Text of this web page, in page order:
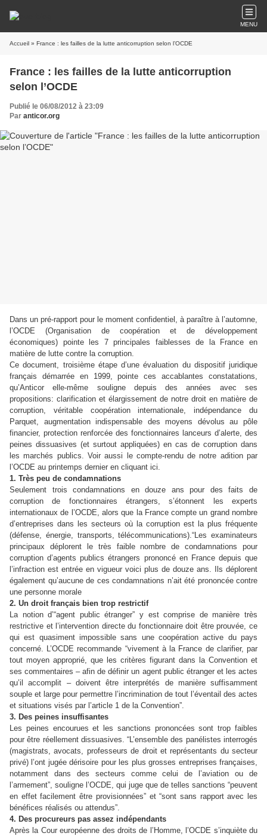
MENU
Accueil » France : les failles de la lutte anticorruption selon l’OCDE
France : les failles de la lutte anticorruption
selon l’OCDE
Publié le 06/08/2012 à 23:09
Par anticor.org
Dans un pré-rapport pour le moment confidentiel, à paraître à l’automne,
l’OCDE (Organisation de coopération et de développement
économiques) pointe les 7 principales faiblesses de la France en
matière de lutte contre la corruption.
Ce document, troisième étape d’une évaluation du dispositif juridique
français démarrée en 1999, pointe ces accablantes constatations,
qu’Anticor elle-même souligne depuis des années avec ses
propositions: clarification et élargissement de notre droit en matière de
corruption, véritable coopération internationale, indépendance du
Parquet, augmentation indispensable des moyens dévolus au pôle
financier, protection renforcée des fonctionnaires lanceurs d’alerte, des
peines dissuasives (et surtout appliquées) en cas de corruption dans
les marchés publics. Voir aussi le compte-rendu de notre adition par
l’OCDE au printemps dernier en cliquant ici.
1. Très peu de condamnations
Seulement trois condamnations en douze ans pour des faits de
corruption de fonctionnaires étrangers, s’étonnent les experts
internationaux de l’OCDE, alors que la France compte un grand nombre
d’entreprises dans les secteurs où la corruption est la plus fréquente
(défense, énergie, transports, télécommunications).“Les examinateurs
principaux déplorent le très faible nombre de condamnations pour
corruption d’agents publics étrangers prononcé en France depuis que
l’infraction est entrée en vigueur voici plus de douze ans. Ils déplorent
également qu’aucune de ces condamnations n’ait été prononcée contre
une personne morale
2. Un droit français bien trop restrictif
La notion d’“agent public étranger” y est comprise de manière très
restrictive et l’intervention directe du fonctionnaire doit être prouvée, ce
qui est quasiment impossible sans une coopération active du pays
concerné. L’OCDE recommande “vivement à la France de clarifier, par
tout moyen approprié, que les critères figurant dans la Convention et
ses commentaires – afin de définir un agent public étranger et les actes
qu’il accomplit – doivent être interprétés de manière suffisamment
souple et large pour permettre l’incrimination de tout l’éventail des actes
et situations visés par l’article 1 de la Convention”.
3. Des peines insuffisantes
Les peines encourues et les sanctions prononcées sont trop faibles
pour être réellement dissuasives. “L’ensemble des panélistes interrogés
(magistrats, avocats, professeurs de droit et représentants du secteur
privé) l’ont jugée dérisoire pour les plus grosses entreprises françaises,
notamment dans des secteurs comme celui de l’aviation ou de
l’armement”, souligne l’OCDE, qui juge que de telles sanctions “peuvent
en effet facilement être provisionnées” et “sont sans rapport avec les
bénéfices réalisés ou attendus”.
4. Des procureurs pas assez indépendants
Après la Cour européenne des droits de l’Homme, l’OCDE s’inquiète du